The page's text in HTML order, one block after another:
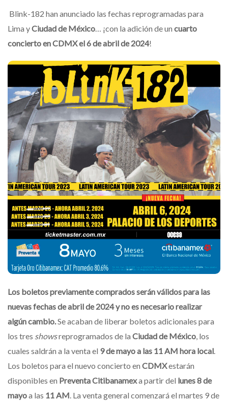
Blink-182 han anunciado las fechas reprogramadas para
Lima yCiudad de México… ¡con la adición de un cuarto
concierto en CDMX el 6 de abril de 2024!
Los boletos previamente comprados serán válidos para las
nuevas fechas de abril de 2024 y no es necesario realizar
algún cambio.Se acaban de liberar boletos adicionales para
los tres showsreprogramados de la Ciudad de México, los
cuales saldrán a la venta el 9 de mayo a las 11 AM hora local.
Los boletos para el nuevo concierto en CDMXestarán
disponibles en Preventa Citibanamexa partir del lunes 8 de
mayoa las 11 AM. La venta general comenzará el martes 9 de